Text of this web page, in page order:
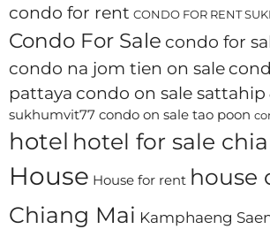
condo for rent CONDO FOR RENT
Condo For Sale condo for
condo na jom tien on sale
pattaya condo on sale sattahip
sukhumvit77 condo on sale tao poon
hotel hotel for sale
House House for rent house
Chiang Mai Kamphaeng